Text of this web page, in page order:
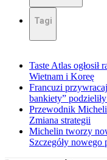
Tagi
Taste Atlas ogłosił
Wietnam i Koreę
Francuzi
bankiety”
Przewodnik
Zmiana strategii
Michelin tworzy
Szczegóły nowego